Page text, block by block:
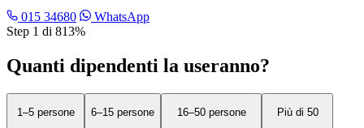
015 34680
WhatsApp
Step 1 di 813%
Quanti dipendenti la useranno?
1–5 persone
6–15 persone
16–50 persone
Più di 50